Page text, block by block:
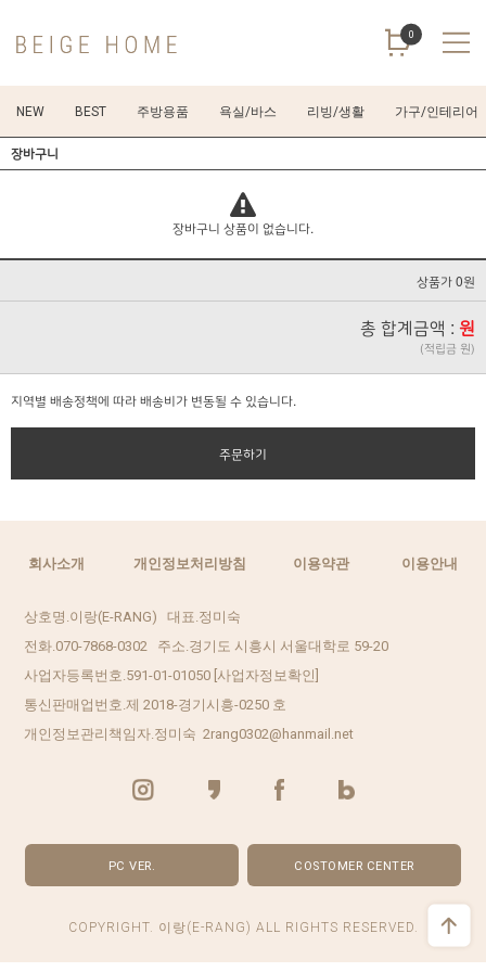
0
NEW BEST 주방용품 욕실/바스 리빙/생활 가구/인테리어
장바구니
장바구니 상품이 없습니다.
상품가 0원
총 합계금액 : 원
(적립금 원)
지역별 배송정책에 따라 배송비가 변동될 수 있습니다.
주문하기
회사소개 개인정보처리방침 이용약관 이용안내
상호명.이랑(E-RANG) 대표.정미숙
전화.070-7868-0302 주소.경기도 시흥시 서울대학로 59-20
사업자등록번호.591-01-01050 [사업자정보확인]
통신판매업번호.제 2018-경기시흥-0250 호
개인정보관리책임자.정미숙 2rang0302@hanmail.net
PC VER. COSTOMER CENTER
COPYRIGHT. 이랑(E-RANG) ALL RIGHTS RESERVED.